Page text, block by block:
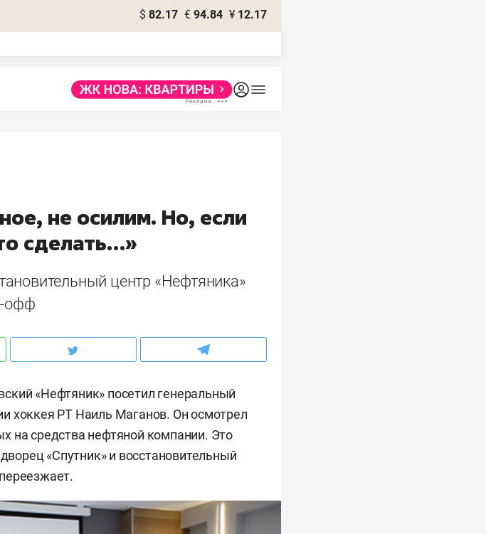
$ 82.17 € 94.84 ¥ 12.17
не осилим. Но, если
сделать…»
центр «Нефтяника»
офф
«Нефтяник» посетил генеральный
хоккея РТ Наиль Маганов. Он осмотрел
на средства нефтяной компании. Это
«Спутник» и восстановительный